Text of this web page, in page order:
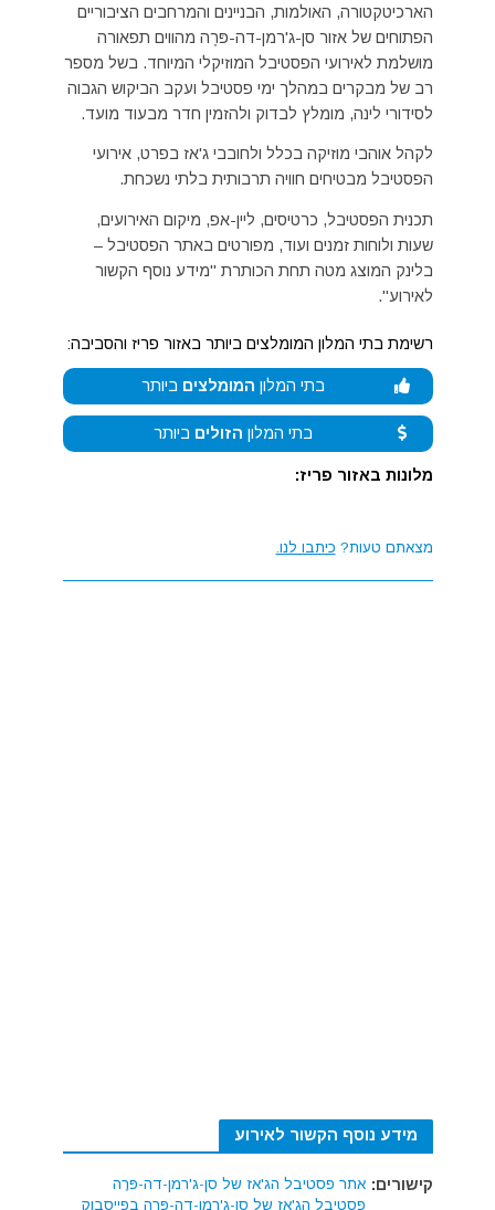
הארכיטקטורה, האולמות, הבניינים והמרחבים הציבוריים
הפתוחים של אזור סן-ג'רמן-דה-פּרֶה מהווים תפאורה
מושלמת לאירועי הפסטיבל המוזיקלי המיוחד. בשל מספר
רב של מבקרים במהלך ימי פסטיבל ועקב הביקוש הגבוה
לסידורי לינה, מומלץ לבדוק ולהזמין חדר מבעוד מועד.
לקהל אוהבי מוזיקה בכלל ולחובבי ג'אז בפרט, אירועי
הפסטיבל מבטיחים חוויה תרבותית בלתי נשכחת.
תכנית הפסטיבל, כרטיסים, ליין-אפ, מיקום האירועים,
שעות ולוחות זמנים ועוד, מפורטים באתר הפסטיבל –
בלינק המוצג מטה תחת הכותרת "מידע נוסף הקשור
לאירוע".
רשימת בתי המלון המומלצים ביותר באזור פריז והסביבה:
בתי המלון המומלצים ביותר
בתי המלון הזולים ביותר
מלונות באזור פריז:
מצאתם טעות? כיתבו לנו.
מידע נוסף הקשור לאירוע
קישורים: אתר פסטיבל הג'אז של סן-ג'רמן-דה-פּרֶה
פסטיבל הג'אז של סן-ג'רמן-דה-פּרֶה בפייסבוק